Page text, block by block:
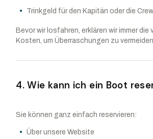
Trinkgeld für den Kapitän oder die Crew
Bevor wir losfahren, erklären wir immer
Kosten, um Überraschungen zu vermeiden.
4. Wie kann ich ein Boot
Sie können ganz einfach reservieren:
Über unsere Website